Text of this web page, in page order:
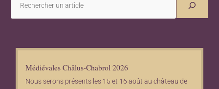
Médiévales Châlus-Chabrol 2026
Nous serons présents les 15 et 16 août au château de